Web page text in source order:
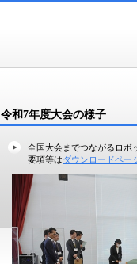
令和7年度大会の様子
全国大会までつながるロボ
要項等はダウンロードペー